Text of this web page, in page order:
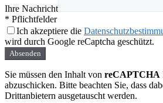
Ihre Nachricht
* Pflichtfelder
Ich akzeptiere die
wird durch Google reCaptcha geschützt.
Absenden
Sie müssen den Inhalt von reCAPTCHA
abzuschicken. Bitte beachten Sie, dass
Drittanbietern ausgetauscht werden.